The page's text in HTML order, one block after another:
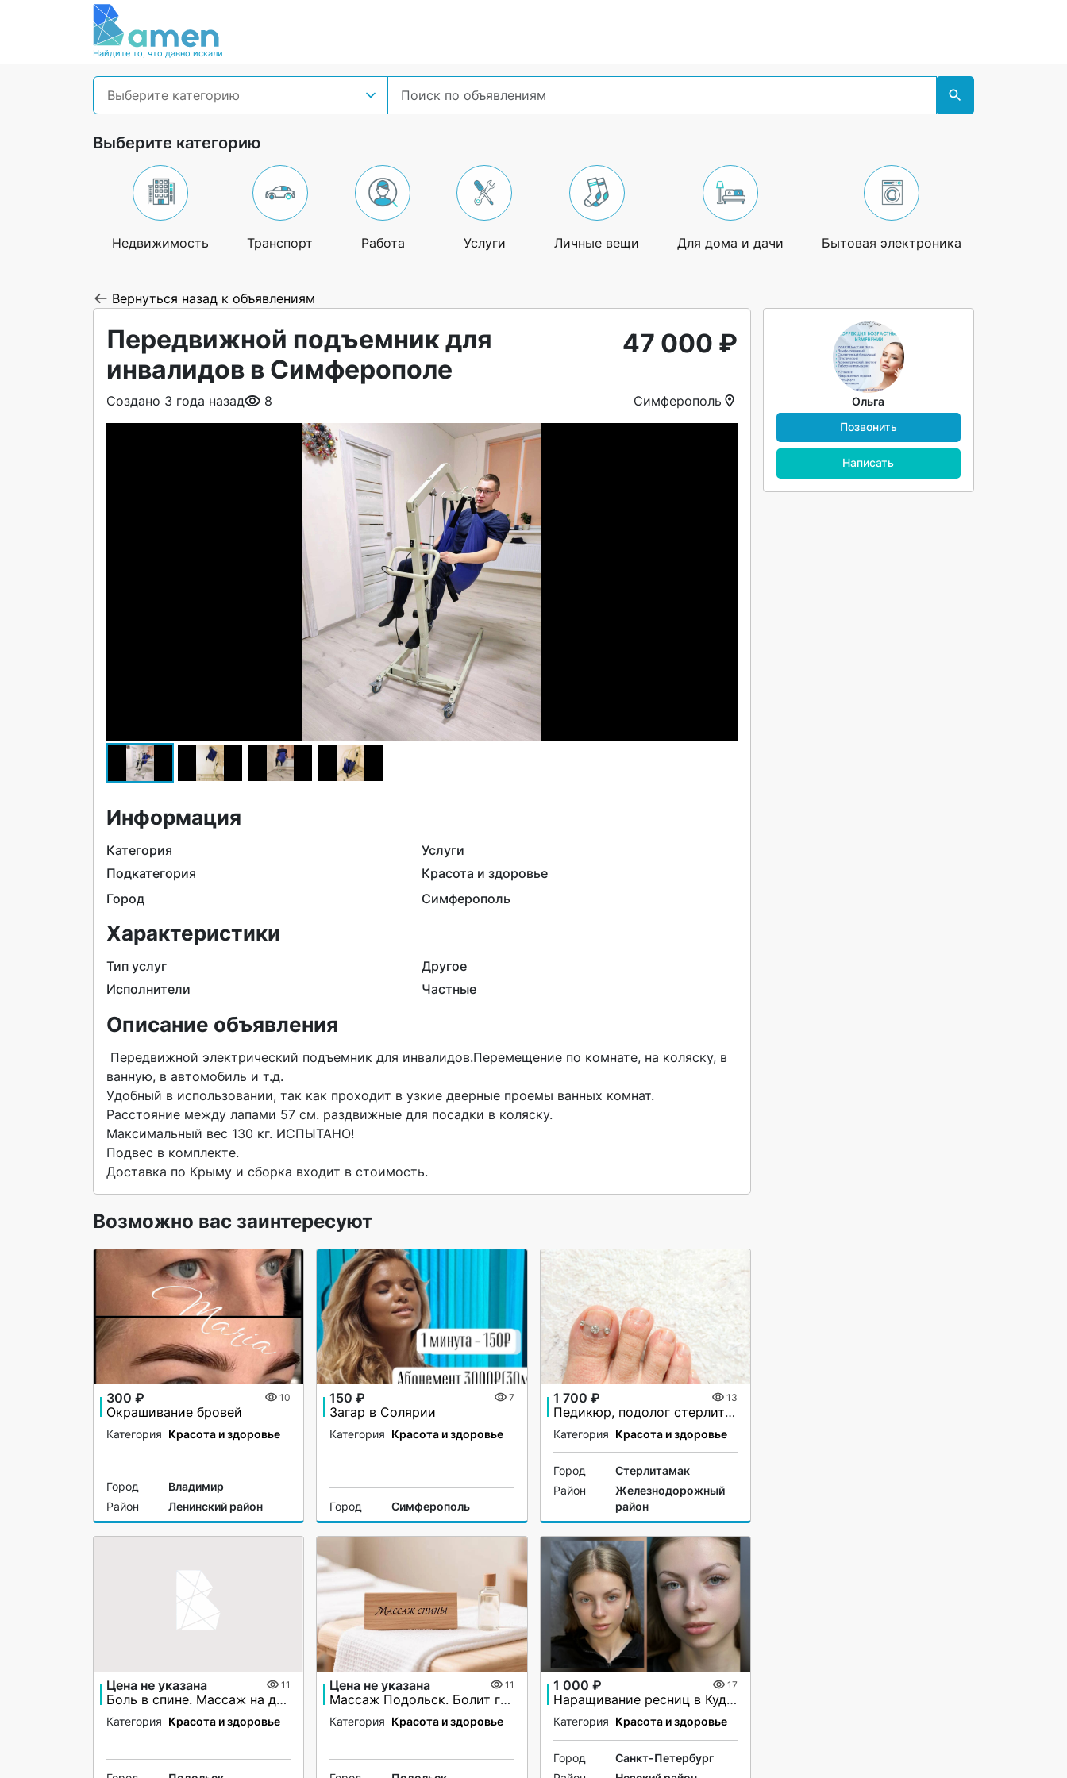
Найдите то, что давно искали
Выберите категорию
Выберите категорию
Недвижимость Транспорт Работа Услуги Личные вещи Для дома и дачи Бытовая электроника
Вернуться назад к объявлениям
Передвижной подъемник для
инвалидов в Симферополе
47 000 ₽
Создано 3 года назад 8 Симферополь
Информация
Категория
Услуги
Подкатегория
Красота и здоровье
Город
Симферополь
Характеристики
Тип услуг
Другое
Исполнители
Частные
Описание объявления
ванную, в автомобиль и т.д.
Удобный в использовании, так как проходит в узкие дверные проемы ванных комнат.
Расстояние между лапами 57 см. раздвижные для посадки в коляску.
Максимальный вес 130 кг. ИСПЫТАНО!
Подвес в комплекте.
Доставка по Крыму и сборка входит в стоимость.
Возможно вас заинтересуют
300 ₽ 10
Окрашивание бровей
Категория Красота и здоровье
Город
Владимир
Район
Ленинский район
150 ₽ 7
Загар в Солярии
Категория Красота и здоровье
Город Симферополь
1 700 ₽ 13
Педикюр, подолог стерлитамак
Категория Красота и здоровье
Город
Стерлитамак
Район
Железнодорожный
район
Цена не указана 11
Боль в спине. Массаж на дому. Подольск
Категория Красота и здоровье
Цена не указана 11
Массаж Подольск. Болит грудь при вдохе? Межрёберная невралгия?
Категория Красота и здоровье
1 000 ₽ 17
Наращивание ресниц в Кудрово
Категория Красота и здоровье
Город
Санкт-Петербург
Ольга
Позвонить
Написать